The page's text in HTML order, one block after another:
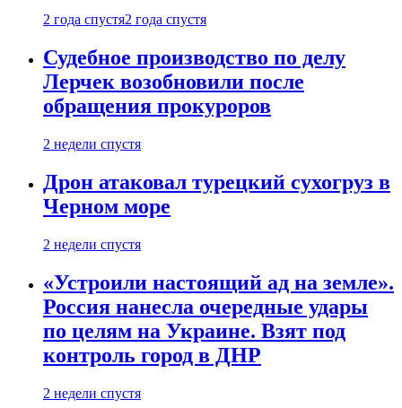
2 года спустя2 года спустя
Судебное производство по делу
Лерчек возобновили после
обращения прокуроров
2 недели спустя
Дрон атаковал турецкий сухогруз в
Черном море
2 недели спустя
«Устроили настоящий ад на земле».
Россия нанесла очередные удары
по целям на Украине. Взят под
контроль город в ДНР
2 недели спустя